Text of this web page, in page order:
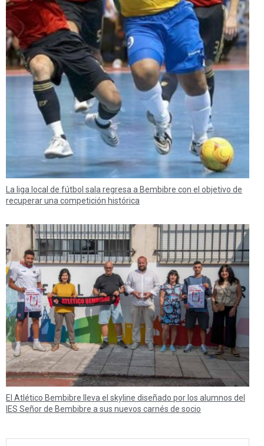
La liga local de fútbol sala regresa a Bembibre con el objetivo de
recuperar una competición histórica
El Atlético Bembibre lleva el skyline diseñado por los alumnos del
IES Señor de Bembibre a sus nuevos carnés de socio